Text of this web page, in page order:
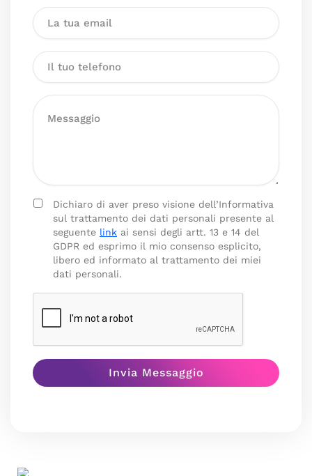
Dichiaro di aver preso visione dell’Informativa
sul trattamento dei dati personali presente al
seguente link ai sensi degli artt. 13 e 14 del
GDPR ed esprimo il mio consenso esplicito,
libero ed informato al trattamento dei miei
dati personali.